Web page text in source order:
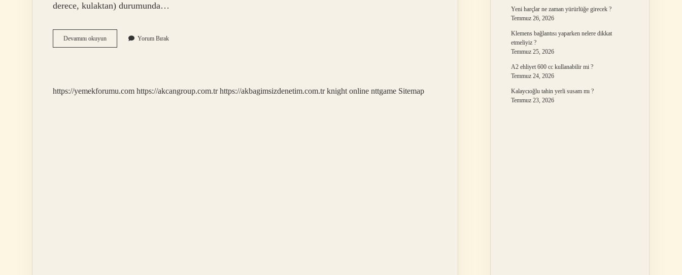
derece, kulaktan) durumunda…
Devamını okuyunInatçı
Ateş
Yorum Bırak
https://yemekforumu.com https://akcangroup.com.tr https://akbagimsizdenetim.com.tr knight online nttgame Sitemap
Yeni harçlar ne zaman yürürlüğe girecek ?
Temmuz 26, 2026
Klemens bağlantısı yaparken nelere dikkat
etmeliyiz ?
Temmuz 25, 2026
A2 ehliyet 600 cc kullanabilir mi ?
Temmuz 24, 2026
Kalaycıoğlu tahin yerli susam mı ?
Temmuz 23, 2026